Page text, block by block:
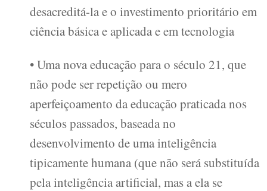
desacreditá-la e o investimento prioritário em
ciência básica e aplicada e em tecnologia
• Uma nova educação para o século 21, que
não pode ser repetição ou mero
aperfeiçoamento da educação praticada nos
séculos passados, baseada no
desenvolvimento de uma inteligência
tipicamente humana (que não será substituída
pela inteligência artificial, mas a ela se